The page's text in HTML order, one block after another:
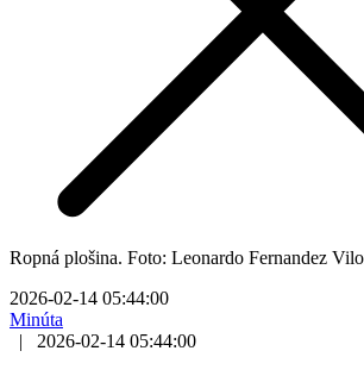
Ropná plošina. Foto: Leonardo Fernandez
2026-02-14 05:44:00
Minúta
|
2026-02-14 05:44:00